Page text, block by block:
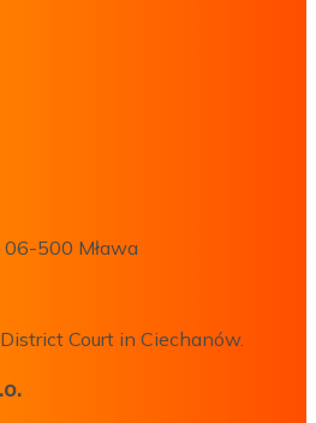
06-500 Mława
Court in Ciechanów.